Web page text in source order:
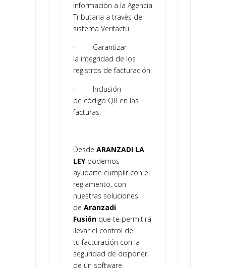
información a la Agencia
Tributaria a través del
sistema Verifactu.
· Garantizar
la integridad de los
registros de facturación.
· Inclusión
de código QR en las
facturas.
Desde ARANZADI LA
LEYpodemos
ayudarte cumplir con el
reglamento, con
nuestras soluciones
de Aranzadi
Fusión que te permitirá
llevar el control de
tu facturación con la
seguridad de disponer
de un software